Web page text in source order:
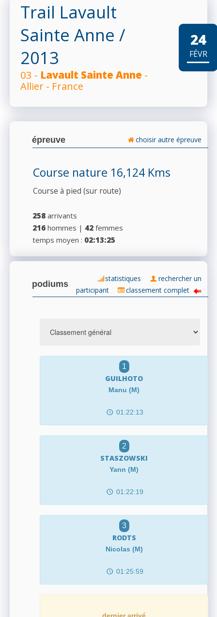
Trail Lavault
Sainte Anne /
2013
03 - Lavault Sainte Anne -
Allier - France
24
FÉVR
épreuve choisir autre épreuve
Course nature 16,124 Kms
Course à pied (sur route)
258 arrivants
216 hommes | 42 femmes
temps moyen : 02:13:25
podiums
statistiques
rechercher un
participant
classement complet
1
GUILHOTO
Manu (M)
01:22:13
2
STASZOWSKI
Yann (M)
01:22:19
3
RODTS
Nicolas (M)
01:25:59